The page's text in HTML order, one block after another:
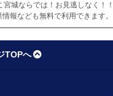
城ならでは！お見逃しなく
なども無料で利用できます
TOPへ